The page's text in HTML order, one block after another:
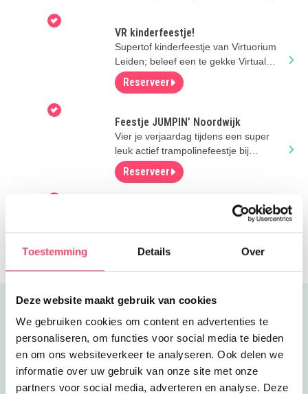
Toestemming Details Over
Deze website maakt gebruik van cookies
We gebruiken cookies om content en advertenties te
personaliseren, om functies voor social media te bieden
en om ons websiteverkeer te analyseren. Ook delen we
informatie over uw gebruik van onze site met onze
partners voor social media, adverteren en analyse. Deze
VR kinderfeestje!
Supertof kinderfeestje van Virtuorium
Leiden; beleef een te gekke Virtual
Reality experience!
Reserveer
Feestje JUMPIN’ Noordwijk
Vier je verjaardag tijdens een super
leuk actief trampolinefeestje bij
JUMPIN' Noordwijk!
Reserveer
Arcade spelen bij de BubbelJungle
NIEUW! Toffe Arcadehal bij Speelstad
prijs voor een uur plezier!
Uitgelicht